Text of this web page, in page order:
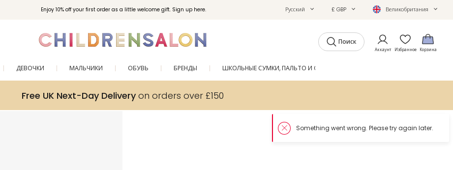
Enjoy 10% off your first order as a little welcome gift. Sign up here. Русский £ GBP Великобритания
Поиск
Аккаунт Избранное Корзина
ДЕВОЧКИ МАЛЬЧИКИ ОБУВЬ БРЕНДЫ ШКОЛЬНЫЕ СУМКИ, ПАЛЬТО И ОБУВЬ
Free UK Next-Day Deliveryon orders over £150